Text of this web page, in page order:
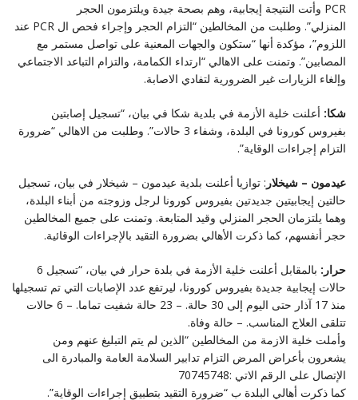
PCR وأتت النتيجة إيجابية، وهم بصحة جيدة ويلتزمون الحجر
المنزلي”. وطلبت من المخالطين “التزام الحجر وإجراء فحص ال PCR عند
اللزوم”، مؤكدة أنها “ستكون والجهات المعنية على تواصل مستمر مع
المصابين”. وتمنت على الاهالي “ارتداء الكمامة، والتزام التباعد الاجتماعي
وإلغاء الزيارات غير الضرورية لتفادي الاصابة.
شكا: أعلنت خلية الأزمة في بلدية شكا في بيان، “تسجيل إصابتين
بفيروس كورونا في البلدة، وشفاء 3 حالات”. وطلبت من الاهالي “ضرورة
التزام إجراءات الوقاية”.
عيدمون – شيخلار : توازيا أعلنت بلدية عيدمون – شيخلار في بيان، تسجيل
حالتين إيجابيتين جديدتين بفيروس كورونا لرجل وزوجته من أبناء البلدة،
وهما يلتزمان الحجر المنزلي وقيد المتابعة. وتمنت على جميع المخالطين
حجر أنفسهم، كما ذكرت الأهالي بضرورة التقيد بالإجراءات الوقائية.
حرار:
بالمقابل أعلنت خلية الأزمة في بلدة حرار في بيان، “تسجيل 6
حالات إيجابية جديدة بفيروس كورونا، ليرتفع عدد الإصابات التي تم تسجيلها
منذ 17 آذار حتى اليوم إلى 30 حالة. – 23 حالة شفيت تماما. – 6 حالات
تتلقى العلاج المناسب. – حالة وفاة.
وأملت خلية الازمة من المخالطين “الذين لم يتم التبليغ عنهم ومن
يشعرون بأعراض المرض التزام تدابير السلامة العامة والمبادرة الى
الإتصال على الرقم الاتي :70745748
كما ذكرت أهالي البلدة ب “ضرورة التقيد بتطبيق إجراءات الوقاية”.